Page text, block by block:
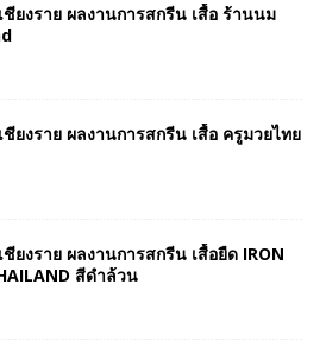
ชียงราย ผลงานการสกรีน เสื้อ ร้านนม
ชียงราย ผลงานการสกรีน เสื้อ ครูมวยไทย
ชียงราย ผลงานการสกรีน เสื้อยืด IRON
สีดำล้วน